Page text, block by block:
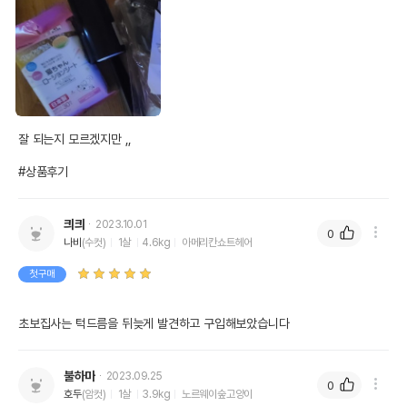
잘 되는지 모르겠지만 ,,
#상품후기
킈킈
2023.10.01
나비 (수컷) 1살 4.6kg 아메리칸쇼트헤어
첫구매
초보집사는 턱드름을 뒤늦게 발견하고 구입해보았습니다
0
불하마
2023.09.25
호두(암컷) 1살 3.9kg 노르웨이숲고양이
0